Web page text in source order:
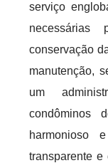
serviço
conservação
manutenção,
um
condôminos
harmonioso
transparente e